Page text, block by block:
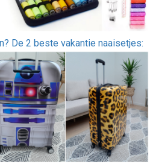
De 2 beste vakantie naaisetjes: